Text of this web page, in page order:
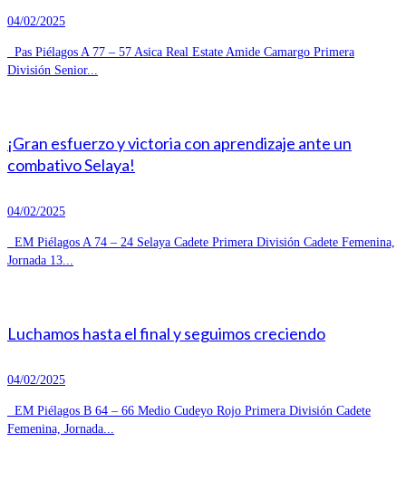
04/02/2025
Pas Piélagos A 77 – 57 Asica Real Estate Amide Camargo Primera
División Senior...
¡Gran esfuerzo y victoria con aprendizaje ante un
combativo Selaya!
04/02/2025
EM Piélagos A 74 – 24 Selaya Cadete Primera División Cadete Femenina,
Jornada 13...
Luchamos hasta el final y seguimos creciendo
04/02/2025
EM Piélagos B 64 – 66 Medio Cudeyo Rojo Primera División Cadete
Femenina, Jornada...